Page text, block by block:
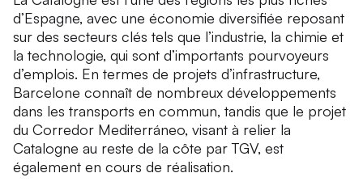
d’Espagne, avec une économie diversifiée reposant
sur des secteurs clés tels que l’industrie, la chimie et
la technologie, qui sont d’importants pourvoyeurs
d’emplois. En termes de projets d’infrastructure,
Barcelone connaît de nombreux développements
dans les transports en commun, tandis que le projet
du Corredor Mediterráneo, visant à relier la
Catalogne au reste de la côte par TGV, est
également en cours de réalisation.